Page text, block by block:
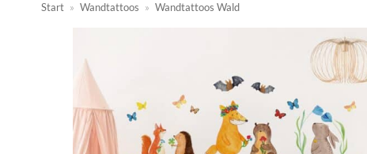
Start » Wandtattoos » Wandtattoos Wald